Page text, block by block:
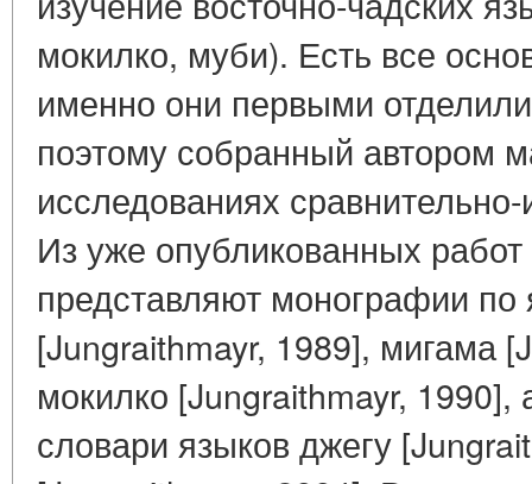
мокилко, муби). Есть все
именно они первыми
поэтому собранный автором
исследованиях
Из уже опубликованных
представляют монографии
[Jungraithmayr, 1989], мигама
мокилко [Jungraithmayr,
словари языков джегу